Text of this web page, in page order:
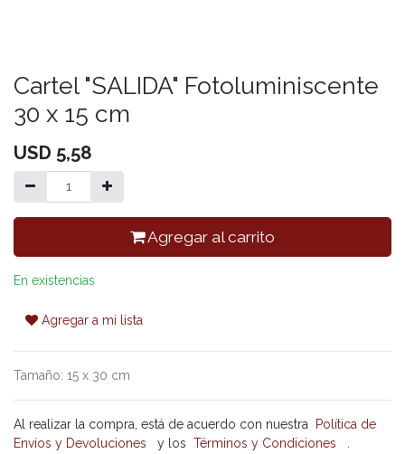
Cartel "SALIDA" Fotoluminiscente
30 x 15 cm
USD 5,58
Agregar al carrito
En existencias
Agregar a mi lista
Tamaño: 15 x 30 cm
Al realizar la compra, está de acuerdo con nuestra
Política de
Envíos y Devoluciones
y los Términos y Condiciones